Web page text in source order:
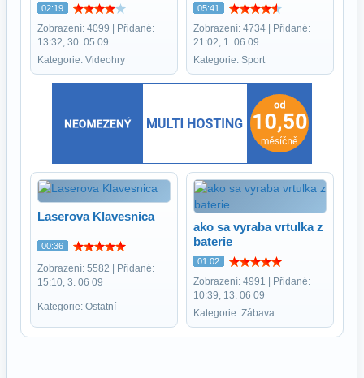
02:19
Zobrazení: 4099 | Přidané:
13:32, 30. 05 09
Kategorie: Videohry
05:41
Zobrazení: 4734 | Přidané:
21:02, 1. 06 09
Kategorie: Sport
Laserova Klavesnica
00:36
Zobrazení: 5582 | Přidané:
15:10, 3. 06 09
Kategorie: Ostatní
ako sa vyraba vrtulka z
baterie
01:02
Zobrazení: 4991 | Přidané:
10:39, 13. 06 09
Kategorie: Zábava